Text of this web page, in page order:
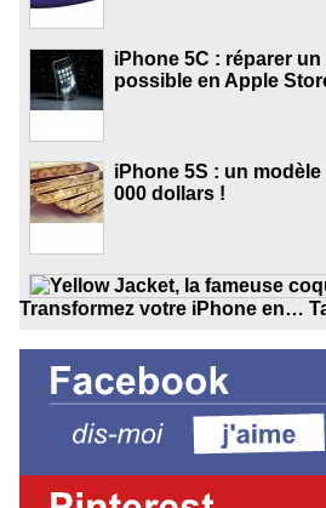
iPhone 5C : réparer
possible en Apple
iPhone 5S : un
000 dollars !
Transformez votre iPhone en…